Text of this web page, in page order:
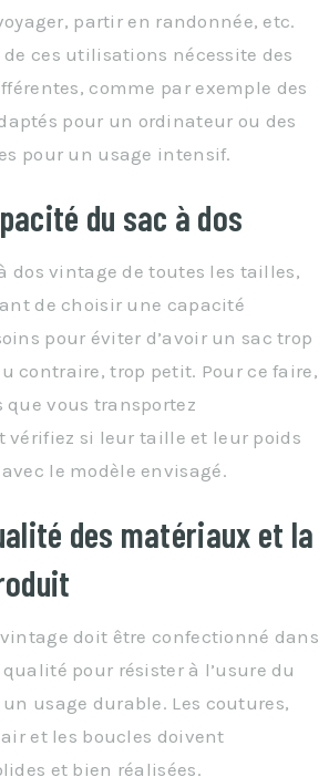
partir en randonnée, etc.
ces utilisations nécessite des
comme par exemple des
pour un ordinateur ou des
pour un usage intensif.
du sac à dos
dos vintage de toutes les tailles,
de choisir une capacité
pour éviter d’avoir un sac trop
contraire, trop petit. Pour ce faire,
que vous transportez
si leur taille et leur poids
le modèle envisagé.
des matériaux et la
doit être confectionné dans
pour résister à l’usure du
usage durable. Les coutures,
et les boucles doivent
et bien réalisées.